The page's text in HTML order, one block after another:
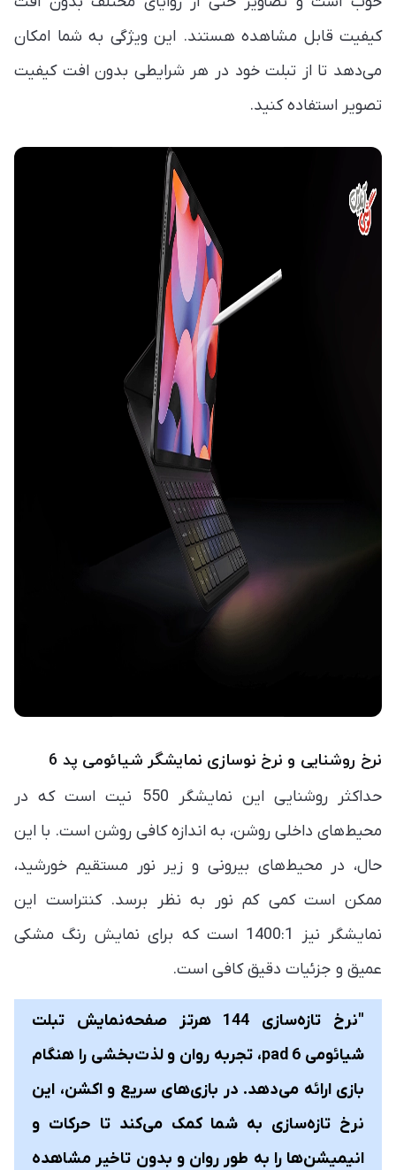
کیفیت قابل مشاهده هستند. این ویژگی به شما امکان
می‌دهد تا از تبلت خود در هر شرایطی بدون افت کیفیت
تصویر استفاده کنید.
نرخ روشنایی و نرخ نوسازی نمایشگر شیائومی پد 6
حداکثر روشنایی این نمایشگر 550 نیت است که در
محیط‌های داخلی روشن، به اندازه کافی روشن است. با این
حال، در محیط‌های بیرونی و زیر نور مستقیم خورشید،
ممکن است کمی کم نور به نظر برسد. کنتراست این
نمایشگر نیز 1400:1 است که برای نمایش رنگ مشکی
عمیق و جزئیات دقیق کافی است.
"نرخ تازه‌سازی 144 هرتز صفحه‌نمایش تبلت
شیائومی pad 6، تجربه روان و لذت‌بخشی را هنگام
بازی ارائه می‌دهد. در بازی‌های سریع و اکشن، این
نرخ تازه‌سازی به شما کمک می‌کند تا حرکات و
انیمیشن‌ها را به طور روان و بدون تاخیر مشاهده